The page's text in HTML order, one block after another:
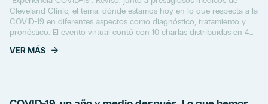
Cleveland Clinic, el tema: dónde estamos hoy en lo que respecta a la
COVID-19 en diferentes aspectos como diagnóstico, tratamiento y
pronóstico. El evento virtual contó con 10 charlas distribuidas en 4
días, en las...
VER MÁS